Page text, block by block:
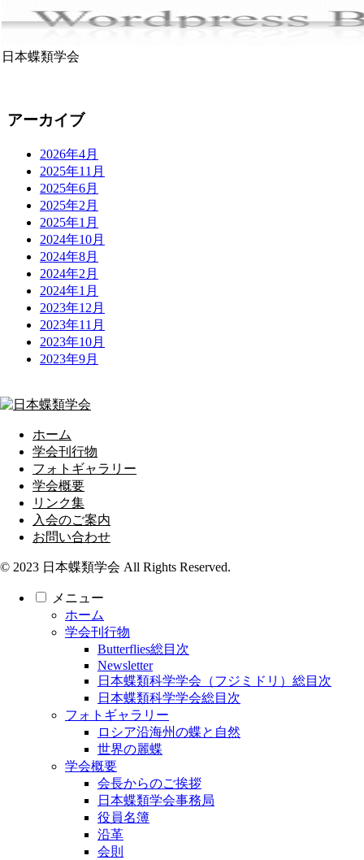
日本蝶類学会
アーカイブ
2026年4月
2025年11月
2025年6月
2025年2月
2025年1月
2024年10月
2024年8月
2024年2月
2024年1月
2023年12月
2023年11月
2023年10月
2023年9月
ホーム
学会刊行物
フォトギャラリー
学会概要
リンク集
入会のご案内
お問い合わせ
© 2023 日本蝶類学会 All Rights Reserved.
メニュー
ホーム
学会刊行物
Butterflies総目次
Newsletter
日本蝶類科学学会（フジミドリ）総目次
日本蝶類科学学会総目次
フォトギャラリー
ロシア沿海州の蝶と自然
世界の麗蝶
学会概要
会長からのご挨拶
日本蝶類学会事務局
役員名簿
沿革
会則